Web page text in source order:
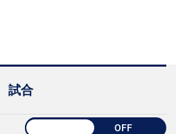
試合
OFF